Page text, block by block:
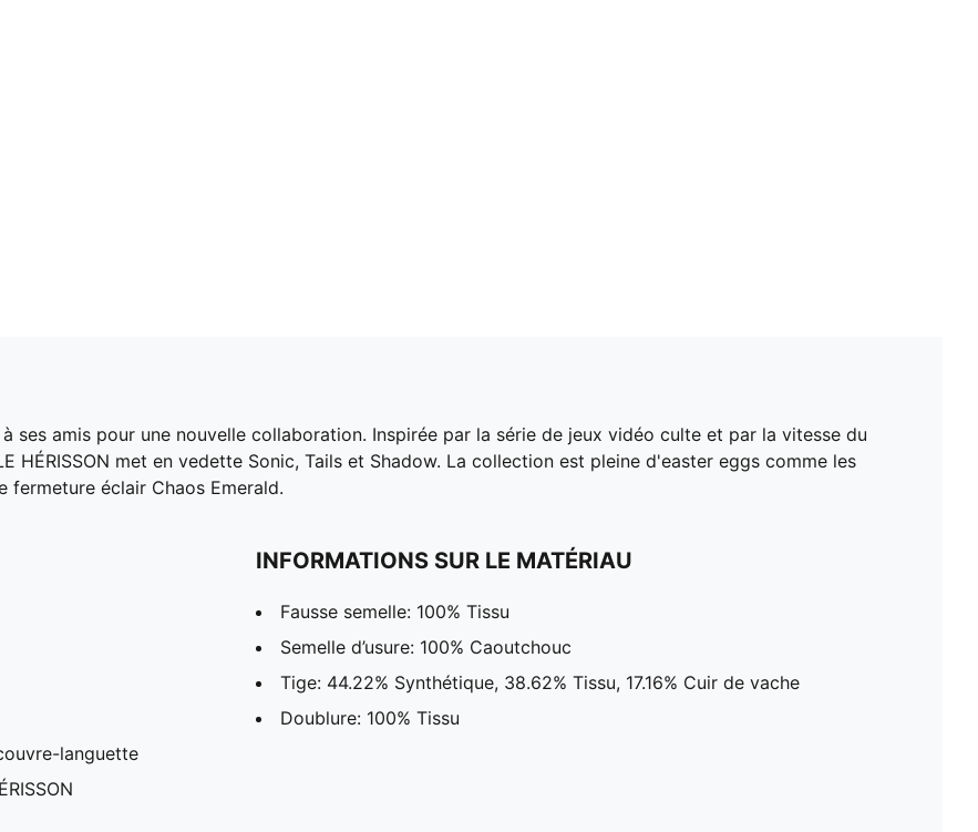
ses amis pour une nouvelle collaboration. Inspirée par la série de jeux vidéo culte et par la vitesse du
HÉRISSON met en vedette Sonic, Tails et Shadow. La collection est pleine d'easter eggs comme les
fermeture éclair Chaos Emerald.
languette
INFORMATIONS SUR LE MATÉRIAU
Fausse semelle: 100% Tissu
Semelle d’usure: 100% Caoutchouc
Tige: 44.22% Synthétique, 38.62% Tissu, 17.16% Cuir de vache
Doublure: 100% Tissu